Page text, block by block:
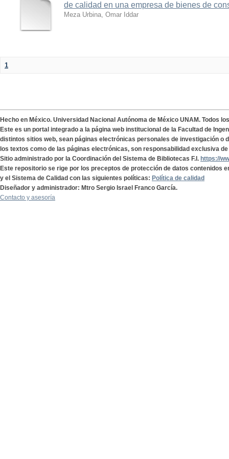
de calidad en una empresa de bienes de
Meza Urbina, Omar Iddar
1
Hecho en México. Universidad Nacional Autónoma de México UNAM. Todos
Este es un portal integrado a la página web institucional de la Facultad de
distintos sitios web, sean páginas electrónicas personales de investigación o
los textos como de las páginas electrónicas, son responsabilidad exclusiva
Sitio administrado por la Coordinación del Sistema de Bibliotecas F.I. https://
Este repositorio se rige por los preceptos de protección de datos contenidos
y el Sistema de Calidad con las siguientes políticas: Política de calidad
Diseñador y administrador: Mtro Sergio Israel Franco García.
Contacto y asesoría